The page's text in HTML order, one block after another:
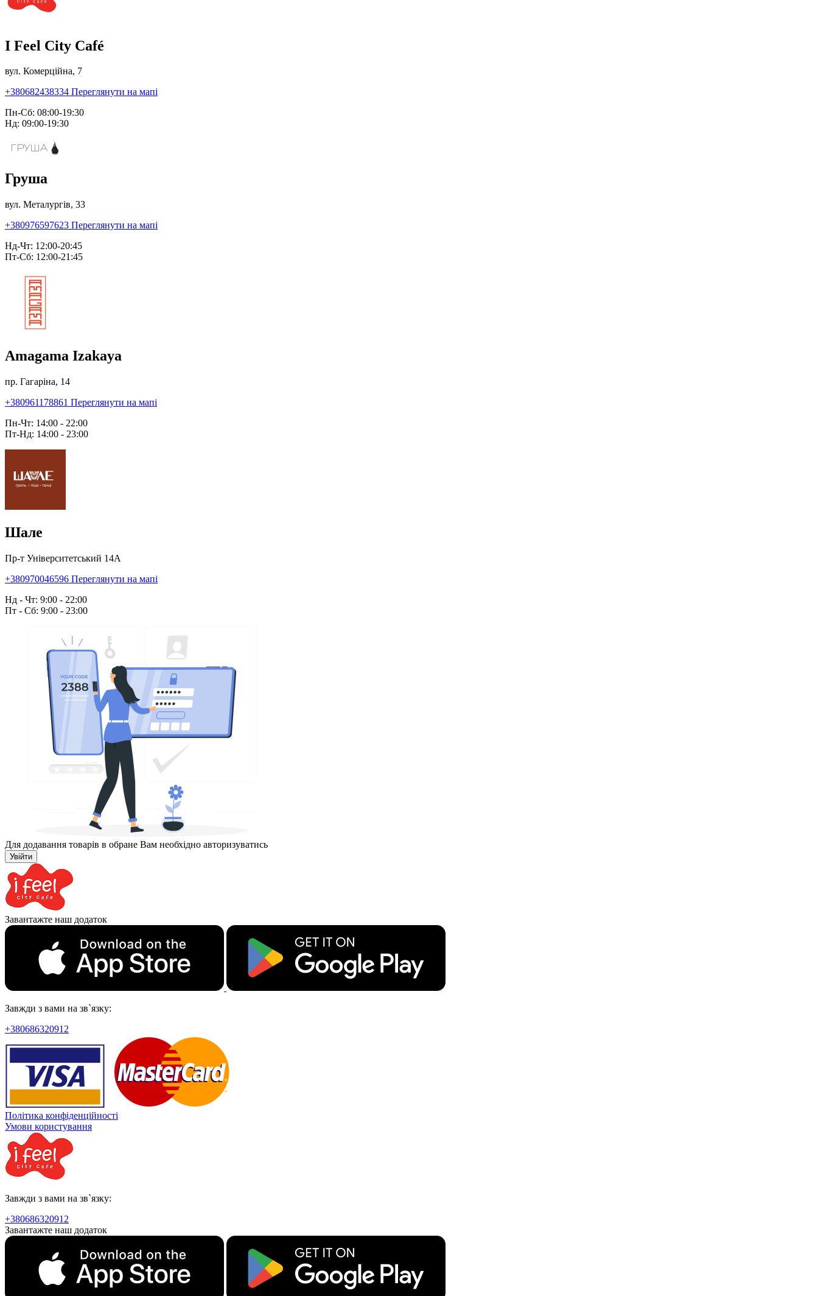
I Feel City Café
вул. Комерційна, 7
+380682438334 Переглянути на мапі
Пн-Сб: 08:00-19:30
Нд: 09:00-19:30
Груша
вул. Металургів, 33
+380976597623 Переглянути на мапі
Нд-Чт: 12:00-20:45
Пт-Сб: 12:00-21:45
Amagama Izakaya
пр. Гагаріна, 14
+380961178861 Переглянути на мапі
Пн-Чт: 14:00 - 22:00
Пт-Нд: 14:00 - 23:00
Шале
Пр-т Університетський 14А
+380970046596 Переглянути на мапі
Нд - Чт: 9:00 - 22:00
Пт - Сб: 9:00 - 23:00
Для додавання товарів в обране Вам необхідно авторизуватись
Увійти
Завантажте наш додаток
Завжди з вами на зв`язку:
+380686320912
Політика конфіденційності
Умови користування
Завжди з вами на зв`язку:
+380686320912
Завантажте наш додаток